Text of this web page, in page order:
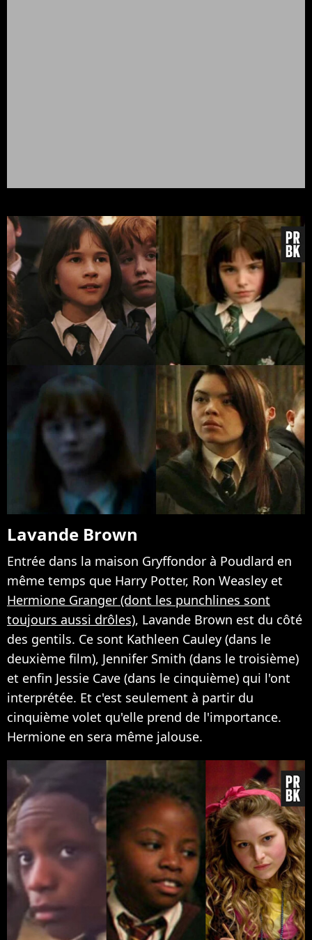
Lavande Brown
Entrée dans la maison Gryffondor à Poudlard en
même temps que Harry Potter, Ron Weasley et
Hermione Granger (dont les punchlines sont
toujours aussi drôles), Lavande Brown est du côté
des gentils. Ce sont Kathleen Cauley (dans le
deuxième film), Jennifer Smith (dans le troisième)
et enfin Jessie Cave (dans le cinquième) qui l'ont
interprétée. Et c'est seulement à partir du
cinquième volet qu'elle prend de l'importance.
Hermione en sera même jalouse.